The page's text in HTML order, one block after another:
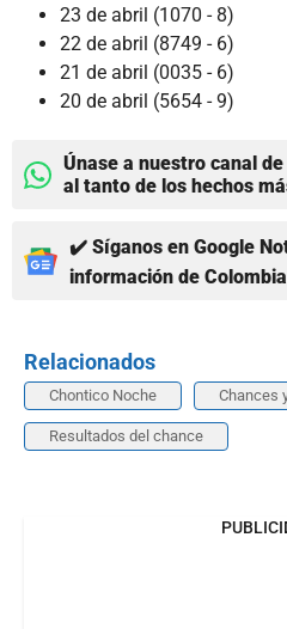
23 de abril (1070 - 8)
22 de abril (8749 - 6)
21 de abril (0035 - 6)
20 de abril (5654 - 9)
Únase a nuestro canal
al tanto de los hechos
✔️ Síganos en Google
información de
Relacionados
Chontico Noche Chances
Resultados del chance